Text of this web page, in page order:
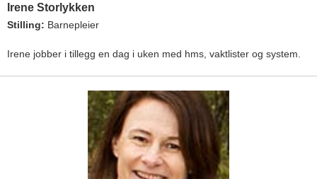
Irene Storlykken
Stilling: Barnepleier
Irene jobber i tillegg en dag i uken med hms, vaktlister og system.